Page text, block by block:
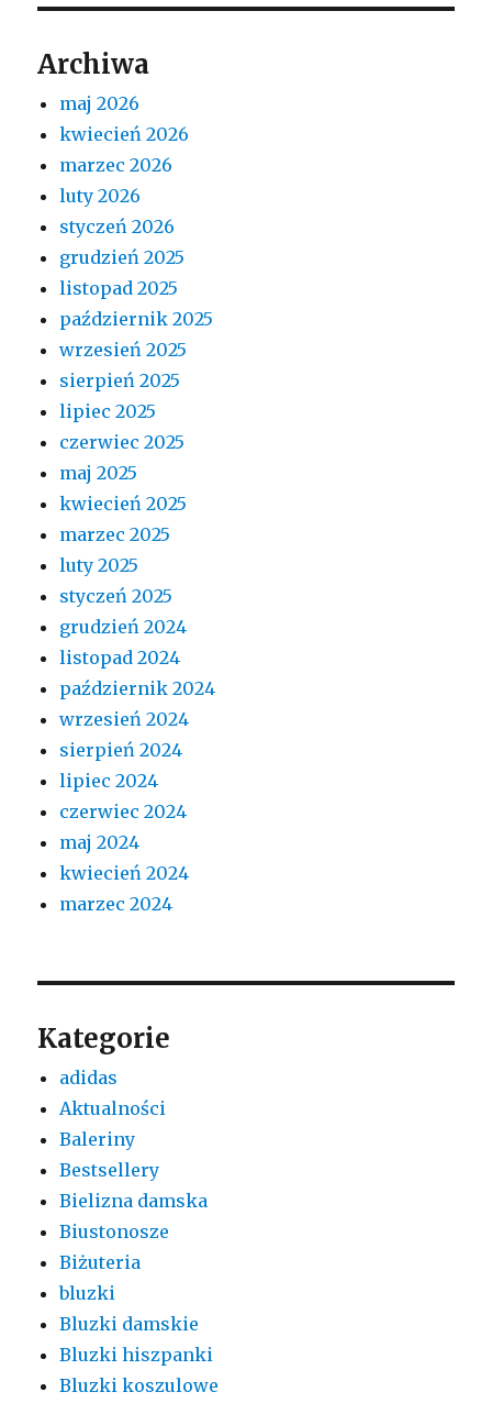
Archiwa
maj 2026
kwiecień 2026
marzec 2026
luty 2026
styczeń 2026
grudzień 2025
listopad 2025
październik 2025
wrzesień 2025
sierpień 2025
lipiec 2025
czerwiec 2025
maj 2025
kwiecień 2025
marzec 2025
luty 2025
styczeń 2025
grudzień 2024
listopad 2024
październik 2024
wrzesień 2024
sierpień 2024
lipiec 2024
czerwiec 2024
maj 2024
kwiecień 2024
marzec 2024
Kategorie
adidas
Aktualności
Baleriny
Bestsellery
Bielizna damska
Biustonosze
Biżuteria
bluzki
Bluzki damskie
Bluzki hiszpanki
Bluzki koszulowe